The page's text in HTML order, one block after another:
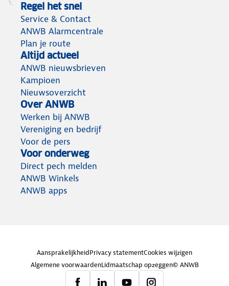
Regel het snel
Service & Contact
ANWB Alarmcentrale
Plan je route
Altijd actueel
ANWB nieuwsbrieven
Kampioen
Nieuwsoverzicht
Over ANWB
Werken bij ANWB
Vereniging en bedrijf
Voor de pers
Voor onderweg
Direct pech melden
ANWB Winkels
ANWB apps
AansprakelijkheidPrivacy statementCookies wijzigen
Algemene voorwaardenLidmaatschap opzeggen© ANWB